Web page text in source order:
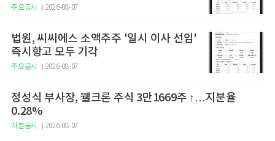
주요공시 2026-08-07
법원, 씨씨에스 소액주주 '일시 이사 선임'
즉시항고 모두 기각
주요공시 2026-08-07
정성식 부사장, 웰크론 주식 3만1669주 ↑…지분율
0.28%
지분공시 2026-08-07